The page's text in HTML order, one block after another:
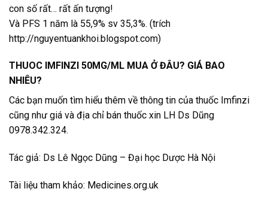
con số rất… rất ấn tượng!
Và PFS 1 năm là 55,9% sv 35,3%. (trích
http://nguyentuankhoi.blogspot.com)
THUOC IMFINZI 50MG/ML MUA Ở ĐÂU? GIÁ BAO
NHIÊU?
Các bạn muốn tìm hiểu thêm về thông tin của thuốc Imfinzi
cũng như giá và địa chỉ bán thuốc xin LH Ds Dũng
0978.342.324.
Tác giả: Ds Lê Ngọc Dũng – Đại học Dược Hà Nội
Tài liệu tham khảo: Medicines.org.uk